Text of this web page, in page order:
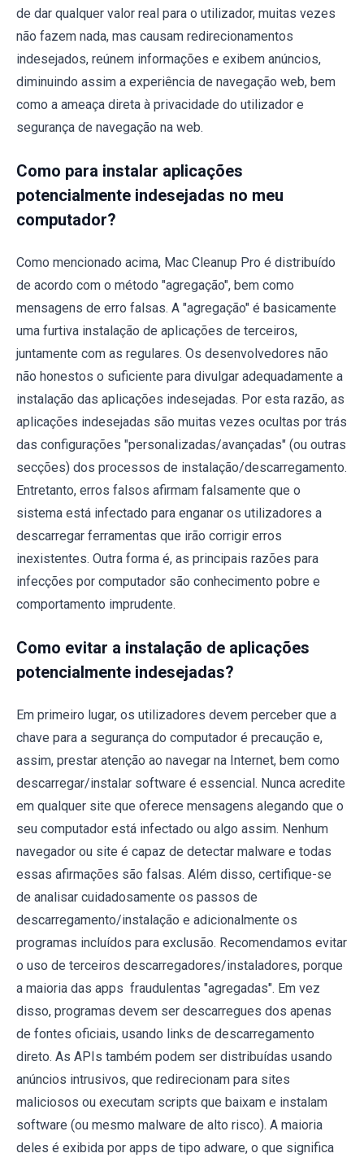
de dar qualquer valor real para o utilizador, muitas vezes
não fazem nada, mas causam redirecionamentos
indesejados, reúnem informações e exibem anúncios,
diminuindo assim a experiência de navegação web, bem
como a ameaça direta à privacidade do utilizador e
segurança de navegação na web.
Como para instalar aplicações
potencialmente indesejadas no meu
computador?
Como mencionado acima, Mac Cleanup Pro é distribuído
de acordo com o método "agregação", bem como
mensagens de erro falsas. A "agregação" é basicamente
uma furtiva instalação de aplicações de terceiros,
juntamente com as regulares. Os desenvolvedores não
não honestos o suficiente para divulgar adequadamente a
instalação das aplicações indesejadas. Por esta razão, as
aplicações indesejadas são muitas vezes ocultas por trás
das configurações "personalizadas/avançadas" (ou outras
secções) dos processos de instalação/descarregamento.
Entretanto, erros falsos afirmam falsamente que o
sistema está infectado para enganar os utilizadores a
descarregar ferramentas que irão corrigir erros
inexistentes. Outra forma é, as principais razões para
infecções por computador são conhecimento pobre e
comportamento imprudente.
Como evitar a instalação de aplicações
potencialmente indesejadas?
Em primeiro lugar, os utilizadores devem perceber que a
chave para a segurança do computador é precaução e,
assim, prestar atenção ao navegar na Internet, bem como
descarregar/instalar software é essencial. Nunca acredite
em qualquer site que oferece mensagens alegando que o
seu computador está infectado ou algo assim. Nenhum
navegador ou site é capaz de detectar malware e todas
essas afirmações são falsas. Além disso, certifique-se
de analisar cuidadosamente os passos de
descarregamento/instalação e adicionalmente os
programas incluídos para exclusão. Recomendamos evitar
o uso de terceiros descarregadores/instaladores, porque
a maioria das apps fraudulentas "agregadas". Em vez
disso, programas devem ser descarregues dos apenas
de fontes oficiais, usando links de descarregamento
direto. As APIs também podem ser distribuídas usando
anúncios intrusivos, que redirecionam para sites
maliciosos ou executam scripts que baixam e instalam
software (ou mesmo malware de alto risco). A maioria
deles é exibida por apps de tipo adware, o que significa